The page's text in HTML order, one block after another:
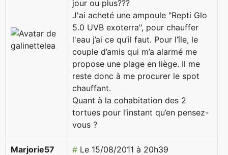
jour ou plus???
J'ai acheté une ampoule "Repti Glo
5.0 UVB exoterra", pour chauffer
l'eau j’ai ce qu’il faut. Pour l’île, le
couple d’amis qui m’a alarmé me
propose une plage en liège. Il me
reste donc à me procurer le spot
chauffant.
Quant à la cohabitation des 2
tortues pour l’instant qu’en pensez-
vous ?
Marjorie57 # Le 15/08/2011 à 20h39